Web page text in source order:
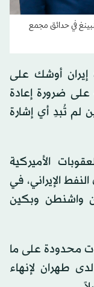
في حدائق مجمع
إيران أوشك على
على ضرورة إعادة
لم تُبدِ أي إشارة
الأميركية
الإيراني، في
واشنطن وبكين
محدودة على ما
طهران لإنهاء